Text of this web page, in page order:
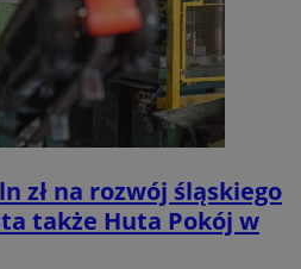
zł na rozwój śląskiego
także Huta Pokój w